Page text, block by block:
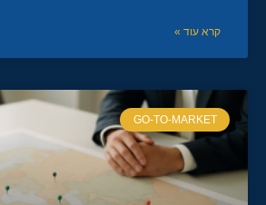
קרא עוד »
GO-TO-MARKET